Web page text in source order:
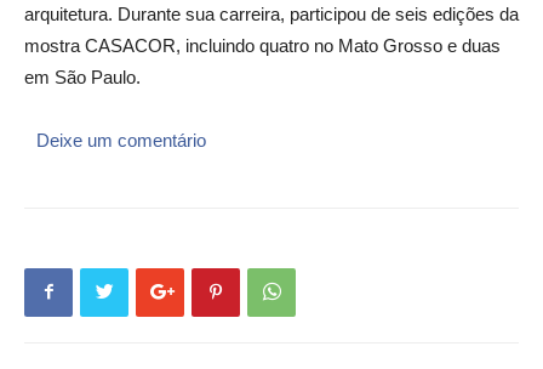
arquitetura. Durante sua carreira, participou de seis edições da
mostra CASACOR, incluindo quatro no Mato Grosso e duas
em São Paulo.
Deixe um comentário